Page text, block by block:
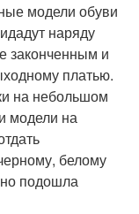
модели обуви
наряду
законченным и
платью.
на небольшом
модели на
белому
подошла